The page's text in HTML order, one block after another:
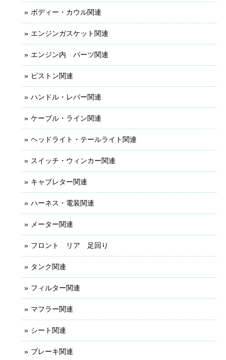
ボディー・カウル関連
エンジンガスケット関連
エンジン内 パーツ関連
ピストン関連
ハンドル・レバー関連
ケーブル・ライン関連
ヘッドライト・テールライト関連
スイッチ・ウィンカー関連
キャブレター関連
ハーネス・電装関連
メーター関連
フロント リア 足回り
タンク関連
フィルター関連
マフラー関連
シート関連
ブレーキ関連